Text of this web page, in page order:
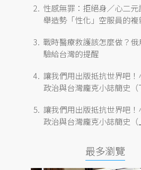
性感無罪：拒絕身／心二元
舉造勢「性化」空服員的複
戰時醫療救護該怎麼做？俄
驗給台灣的提醒
讓我們用出版抵抗世界吧！
政治與台灣龐克小誌簡史（
讓我們用出版抵抗世界吧！
政治與台灣龐克小誌簡史（
最多瀏覽